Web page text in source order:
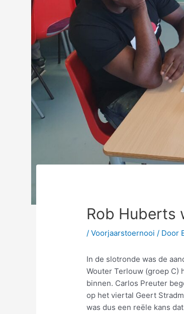
Rob Huberts
/Voorjaarstoernooi / Door
In de slotronde was de
Wouter Terlouw (groep C)
binnen. Carlos Preuter
op het viertal Geert
was dus een reële kans